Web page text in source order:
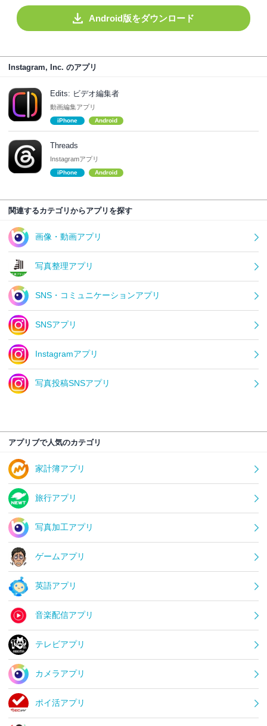
Android版をダウンロード
Instagram, Inc. のアプリ
Edits: ビデオ編集者
動画編集アプリ
iPhone Android
Threads
Instagramアプリ
iPhone Android
関連するカテゴリからアプリを探す
画像・動画アプリ
写真整理アプリ
SNS・コミュニケーションアプリ
SNSアプリ
Instagramアプリ
写真投稿SNSアプリ
アプリブで人気のカテゴリ
家計簿アプリ
旅行アプリ
写真加工アプリ
ゲームアプリ
英語アプリ
音楽配信アプリ
テレビアプリ
カメラアプリ
ポイ活アプリ